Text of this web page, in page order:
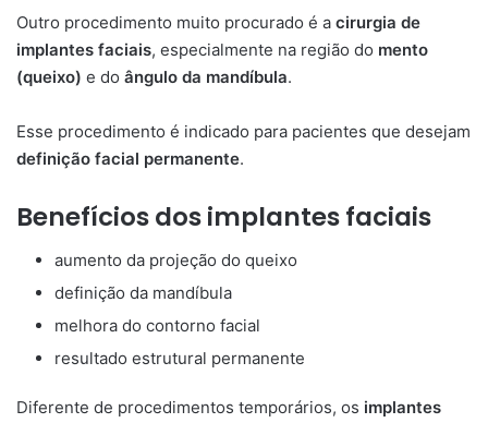
Outro procedimento muito procurado é a cirurgia de
implantes faciais, especialmente na região do mento
(queixo) e do ângulo da mandíbula.
Esse procedimento é indicado para pacientes que desejam
definição facial permanente.
Benefícios dos implantes faciais
aumento da projeção do queixo
definição da mandíbula
melhora do contorno facial
resultado estrutural permanente
Diferente de procedimentos temporários, os implantes